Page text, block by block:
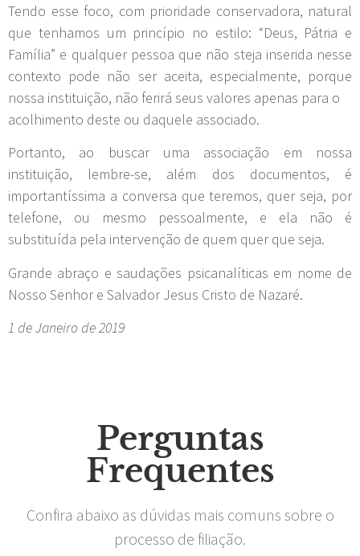
Tendo esse foco, com prioridade conservadora, natural
que tenhamos um princípio no estilo: “Deus, Pátria e
Família” e qualquer pessoa que não steja inserida nesse
contexto pode não ser aceita, especialmente, porque
nossa instituição, não ferirá seus valores apenas para o
acolhimento deste ou daquele associado.
Portanto, ao buscar uma associação em nossa
instituição, lembre-se, além dos documentos, é
importantíssima a conversa que teremos, quer seja, por
telefone, ou mesmo pessoalmente, e ela não é
substituída pela intervenção de quem quer que seja.
Grande abraço e saudações psicanalíticas em nome de
Nosso Senhor e Salvador Jesus Cristo de Nazaré.
1 de Janeiro de 2019
Perguntas
Frequentes
Confira abaixo as dúvidas mais comuns sobre o
processo de filiação.